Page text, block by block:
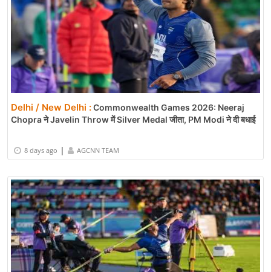
Delhi / New Delhi :Commonwealth Games 2026: Neeraj
Chopra ने Javelin Throw में Silver Medal जीता, PM Modi ने दी बधाई
8 days ago | AGCNN TEAM